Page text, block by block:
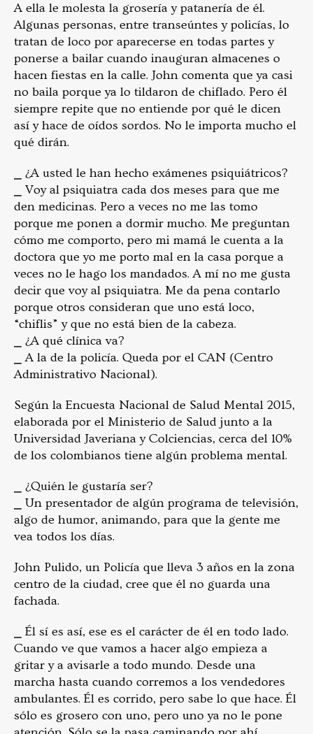
A ella le molesta la grosería y patanería de él.
Algunas personas, entre transeúntes y policías, lo
tratan de loco por aparecerse en todas partes y
ponerse a bailar cuando inauguran almacenes o
hacen fiestas en la calle. John comenta que ya casi
no baila porque ya lo tildaron de chiflado. Pero él
siempre repite que no entiende por qué le dicen
así y hace de oídos sordos. No le importa mucho el
qué dirán.
⎯ ¿A usted le han hecho exámenes psiquiátricos?
⎯ Voy al psiquiatra cada dos meses para que me
den medicinas. Pero a veces no me las tomo
porque me ponen a dormir mucho. Me preguntan
cómo me comporto, pero mi mamá le cuenta a la
doctora que yo me porto mal en la casa porque a
veces no le hago los mandados. A mí no me gusta
decir que voy al psiquiatra. Me da pena contarlo
porque otros consideran que uno está loco,
“chiflis” y que no está bien de la cabeza.
⎯ ¿A qué clínica va?
⎯ A la de la policía. Queda por el CAN (Centro
Administrativo Nacional).
Según la Encuesta Nacional de Salud Mental 2015,
elaborada por el Ministerio de Salud junto a la
Universidad Javeriana y Colciencias, cerca del 10%
de los colombianos tiene algún problema mental.
⎯ ¿Quién le gustaría ser?
⎯ Un presentador de algún programa de televisión,
algo de humor, animando, para que la gente me
vea todos los días.
John Pulido, un Policía que lleva 3 años en la zona
centro de la ciudad, cree que él no guarda una
fachada.
⎯ Él sí es así, ese es el carácter de él en todo lado.
Cuando ve que vamos a hacer algo empieza a
gritar y a avisarle a todo mundo. Desde una
marcha hasta cuando corremos a los vendedores
ambulantes. Él es corrido, pero sabe lo que hace. Él
sólo es grosero con uno, pero uno ya no le pone